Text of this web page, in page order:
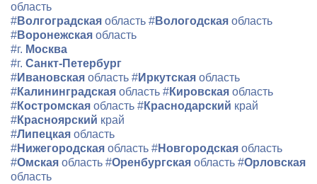
область
#Волгоградская область #Вологодская область
#Воронежская область
#г. Москва
#г. Санкт-Петербург
#Ивановская область #Иркутская область
#Калининградская область #Кировская область
#Костромская область #Краснодарский край
#Красноярский край
#Липецкая область
#Нижегородская область #Новгородская область
#Омская область #Оренбургская область #Орловская
область